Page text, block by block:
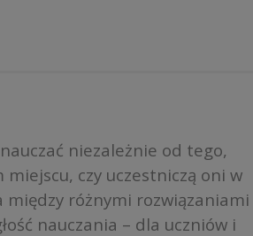
niezależnie od tego,
czy uczestniczą oni w
między różnymi rozwiązaniami
nauczania – dla uczniów i